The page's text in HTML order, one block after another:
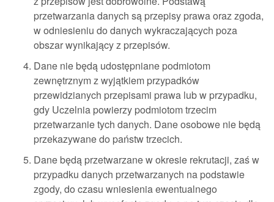
przetwarzania danych są przepisy prawa oraz zgoda,
w odniesieniu do danych wykraczających poza
obszar wynikający z przepisów.
Dane nie będą udostępniane podmiotom
zewnętrznym z wyjątkiem przypadków
przewidzianych przepisami prawa lub w przypadku,
gdy Uczelnia powierzy podmiotom trzecim
przetwarzanie tych danych. Dane osobowe nie będą
przekazywane do państw trzecich.
Dane będą przetwarzane w okresie rekrutacji, zaś w
przypadku danych przetwarzanych na podstawie
zgody, do czasu wniesienia ewentualnego